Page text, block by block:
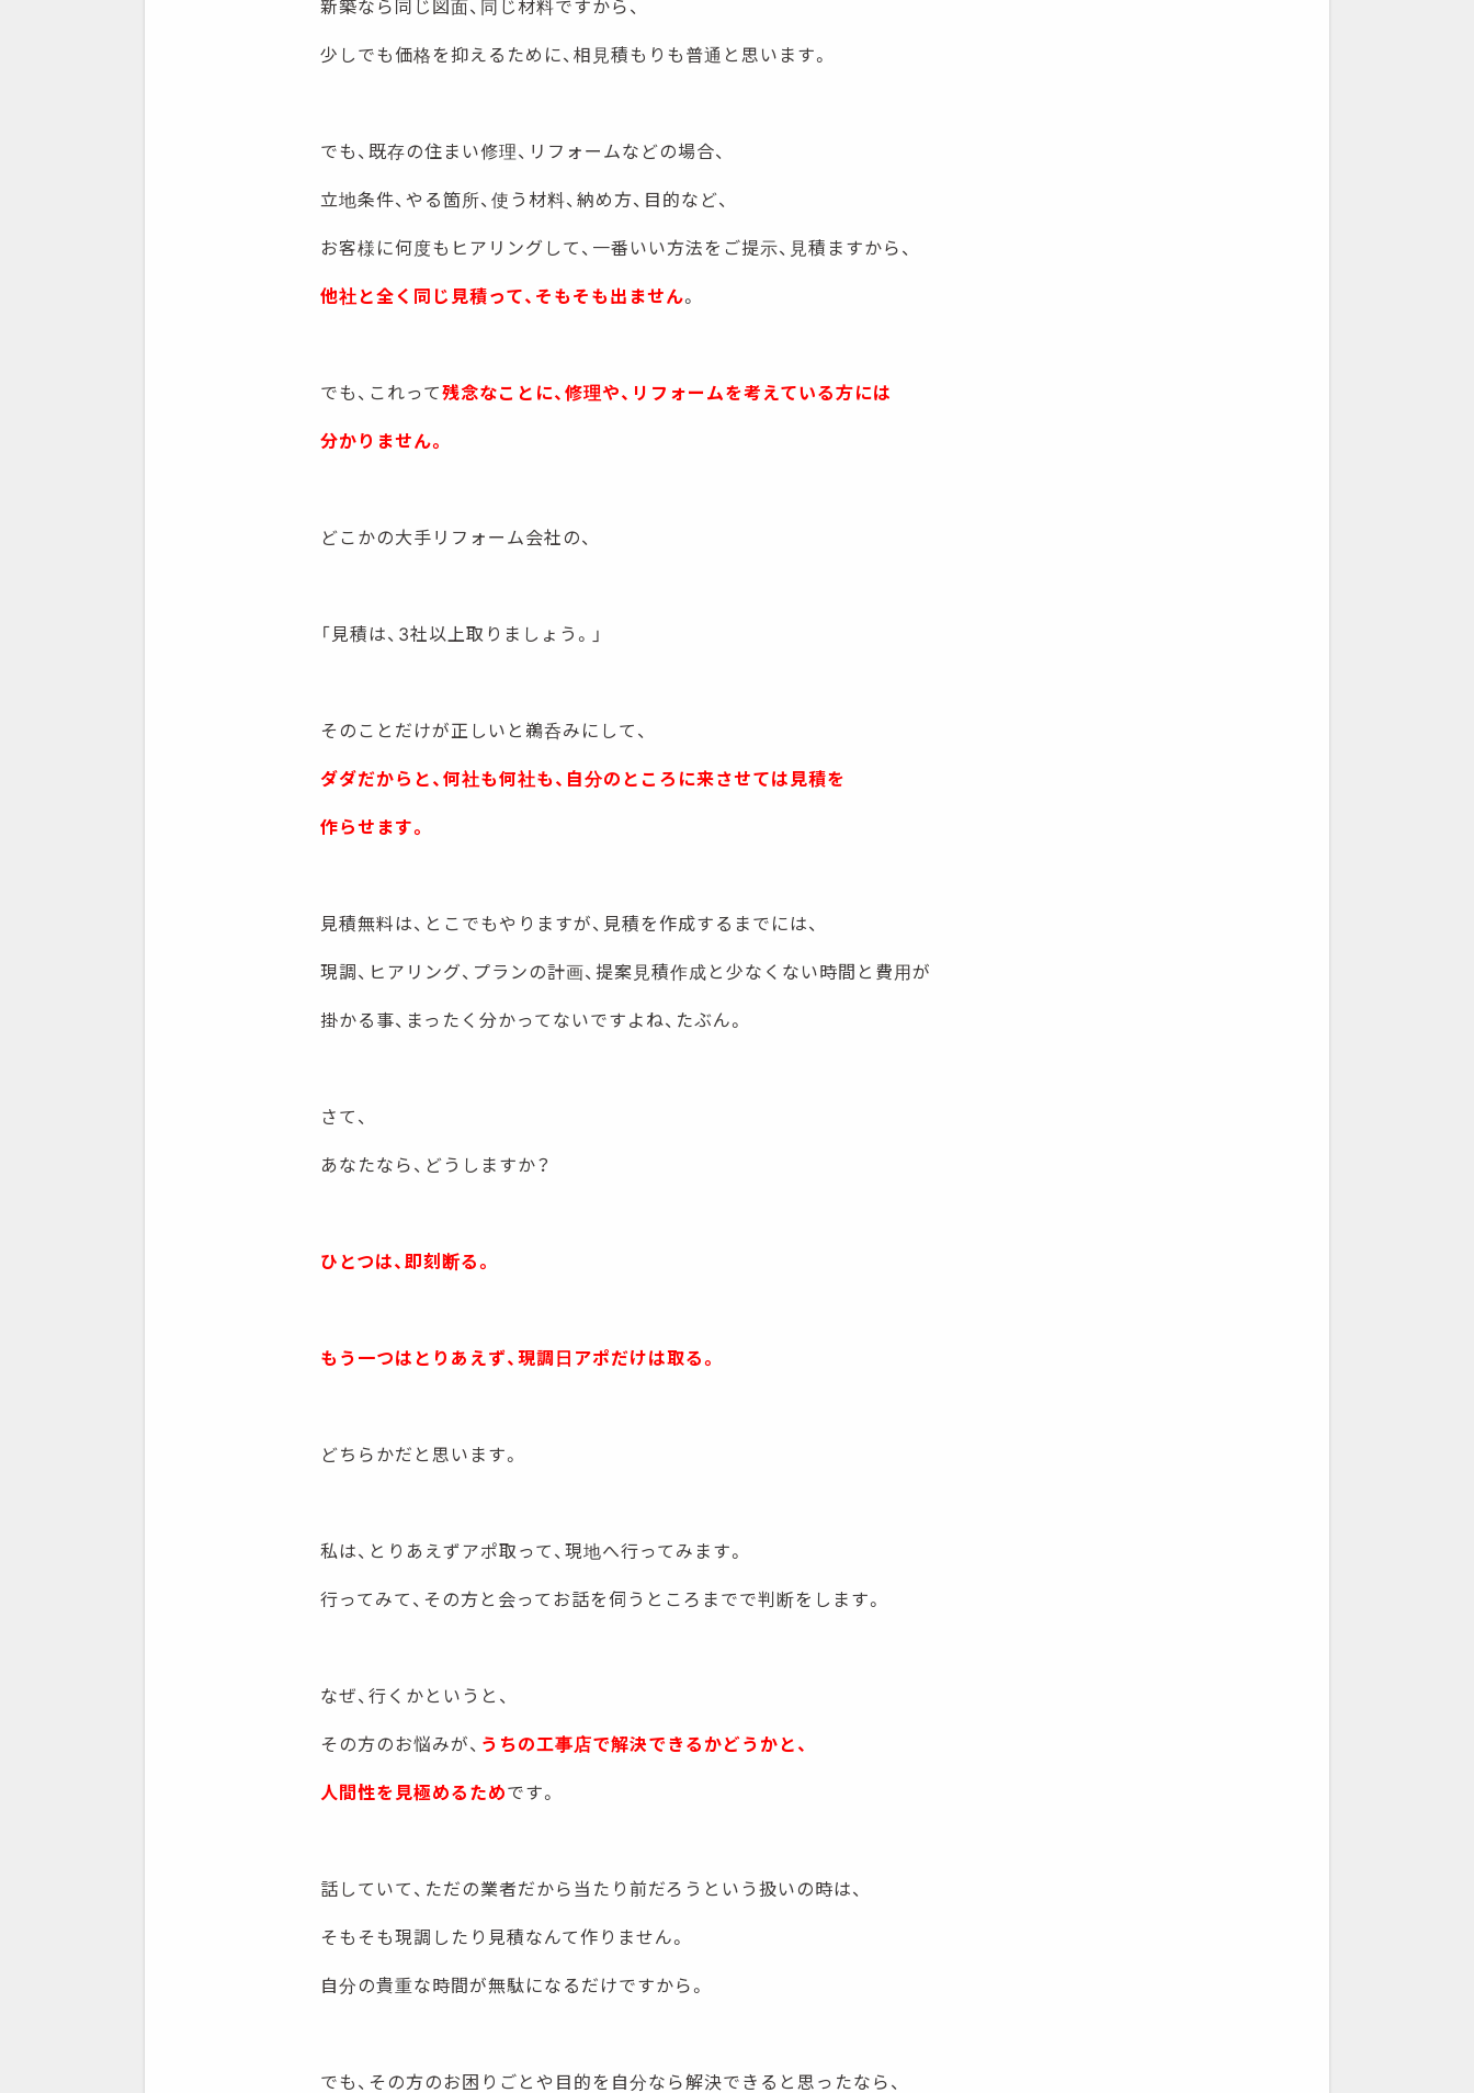
少しでも価格を抑えるために、相見積もりも普通と思います。
でも、既存の住まい修理、リフォームなどの場合、
立地条件、やる箇所、使う材料、納め方、目的など、
お客様に何度もヒアリングして、一番いい方法をご提示、見積ますから、
他社と全く同じ見積って、そもそも出ません。
でも、これって残念なことに、修理や、リフォームを考えている方には
分かりません。
どこかの大手リフォーム会社の、
「見積は、3社以上取りましょう。」
そのことだけが正しいと鵜呑みにして、
ダダだからと、何社も何社も、自分のところに来させては見積を
作らせます。
見積無料は、とこでもやりますが、見積を作成するまでには、
現調、ヒアリング、プランの計画、提案見積作成と少なくない時間と費用が
掛かる事、まったく分かってないですよね、たぶん。
さて、
あなたなら、どうしますか？
ひとつは、即刻断る。
もう一つはとりあえず、現調日アポだけは取る。
どちらかだと思います。
私は、とりあえずアポ取って、現地へ行ってみます。
行ってみて、その方と会ってお話を伺うところまでで判断をします。
なぜ、行くかというと、
その方のお悩みが、 うちの工事店で解決できるかどうかと、
人間性を見極めるためです。
話していて、ただの業者だから当たり前だろうという扱いの時は、
そもそも現調したり見積なんて作りません。
自分の貴重な時間が無駄になるだけですから。
でも、その方のお困りごとや目的を自分なら解決できると思ったなら、